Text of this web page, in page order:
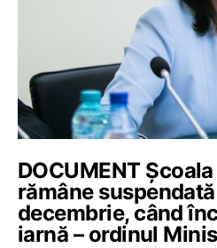
DOCUMENT
rămâne
decembrie, când
iarnă – ordinul